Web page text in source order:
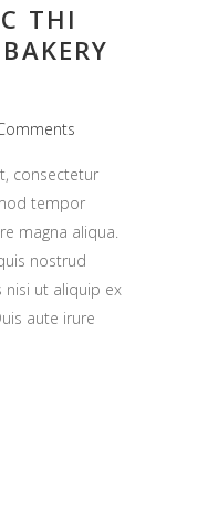
THI
consectetur
tempor
magna aliqua.
nostrud
ut aliquip ex
aute irure